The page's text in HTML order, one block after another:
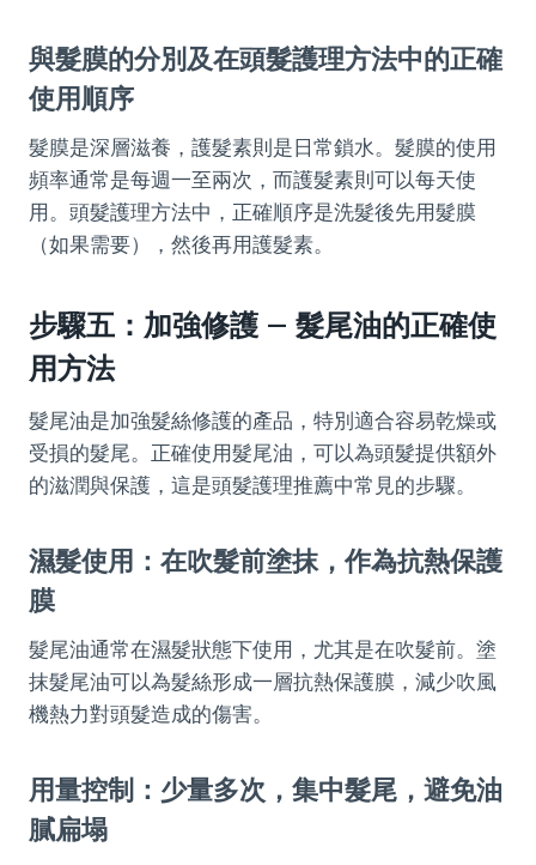
與髮膜的分別及在頭髮護理方法中的正確
使用順序
髮膜是深層滋養，護髮素則是日常鎖水。髮膜的使用
頻率通常是每週一至兩次，而護髮素則可以每天使
用。頭髮護理方法中，正確順序是洗髮後先用髮膜
（如果需要），然後再用護髮素。
步驟五：加強修護 – 髮尾油的正確使
用方法
髮尾油是加強髮絲修護的產品，特別適合容易乾燥或
受損的髮尾。正確使用髮尾油，可以為頭髮提供額外
的滋潤與保護，這是頭髮護理推薦中常見的步驟。
濕髮使用：在吹髮前塗抹，作為抗熱保護
膜
髮尾油通常在濕髮狀態下使用，尤其是在吹髮前。塗
抹髮尾油可以為髮絲形成一層抗熱保護膜，減少吹風
機熱力對頭髮造成的傷害。
用量控制：少量多次，集中髮尾，避免油
膩扁塌